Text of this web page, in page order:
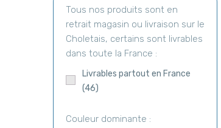
Tous nos produits sont en
retrait magasin ou livraison sur le
Choletais, certains sont livrables
dans toute la France :
Livrables partout en France
(46)
Couleur dominante :